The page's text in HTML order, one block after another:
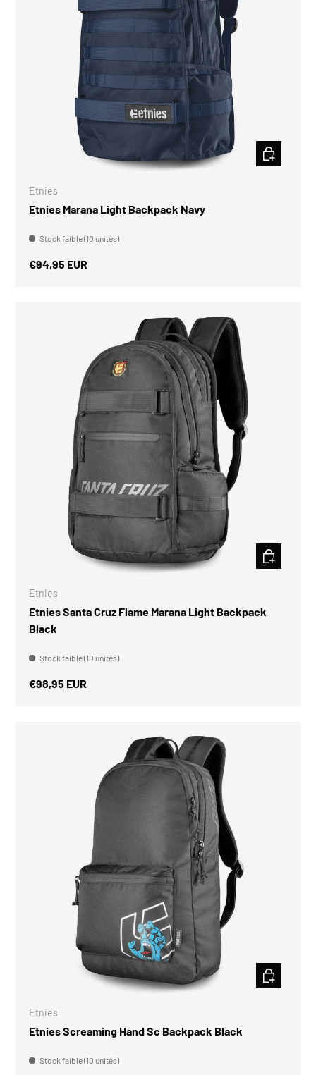
Etnies
Etnies Marana Light Backpack Navy
Stock faible (10 unités)
Prix habituel
€94,95 EUR
CHOISIR
Etnies
Etnies Santa Cruz Flame Marana Light Backpack
Black
Stock faible (10 unités)
Prix habituel
€98,95 EUR
CHOISIR
Etnies
Etnies Screaming Hand Sc Backpack Black
Stock faible (10 unités)
CHOISIR